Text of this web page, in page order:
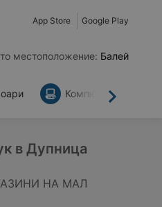
App Store Google Play
местоположение: Балей
Напред
Компютри и
в Дупница
НА МАЛ